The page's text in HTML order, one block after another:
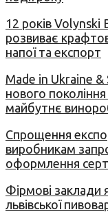
12 років Volynski
розвиває
напої та експорт
Made in Ukraine &
нового
майбутнє
Спрощення
виробникам
оформлення
Фірмові заклади
львівської